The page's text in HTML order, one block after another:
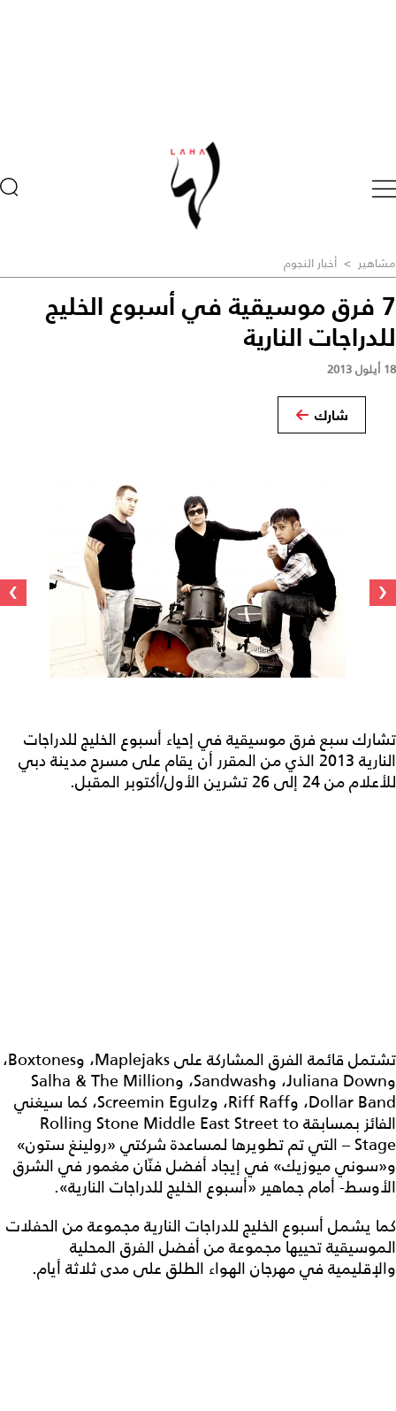
مشاهير > أخبار النجوم
7 فرق موسيقية في أسبوع الخليج
للدراجات النارية
18 أيلول 2013
شارك
‹
›
تشارك سبع فرق موسيقية في إحياء أسبوع الخليج للدراجات
النارية 2013 الذي من المقرر أن يقام على مسرح مدينة دبي
للأعلام من 24 إلى 26 تشرين الأول/أكتوبر المقبل.
تشتمل قائمة الفرق المشاركة على Maplejaks، وBoxtones،
وJuliana Down، وSandwash، وSalha & The Million
Dollar Band، وRiff Raff، وScreemin Egulz، كما سيغني
الفائز بمسابقة Rolling Stone Middle East Street to
Stage – التي تم تطويرها لمساعدة شركتي «رولينغ ستون»
و«سوني ميوزيك» في إيجاد أفضل فنّان مغمور في الشرق
الأوسط- أمام جماهير «أسبوع الخليج للدراجات النارية».
كما يشمل أسبوع الخليج للدراجات النارية مجموعة من الحفلات
الموسيقية تحييها مجموعة من أفضل الفرق المحلية
والإقليمية في مهرجان الهواء الطلق على مدى ثلاثة أيام.